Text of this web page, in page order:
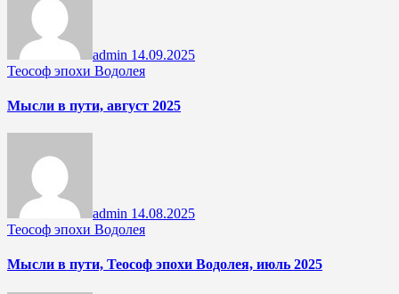
admin 14.09.2025
Теософ эпохи Водолея
Мысли в пути, август 2025
admin 14.08.2025
Теософ эпохи Водолея
Мысли в пути, Теософ эпохи Водолея, июль 2025